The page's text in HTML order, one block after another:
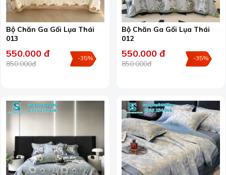
Bộ Chăn Ga Gối Lụa Thái
013
550.000 đ
850.000đ
-35%
Bộ Chăn Ga Gối Lụa Thái
012
550.000 đ
850.000đ
-35%